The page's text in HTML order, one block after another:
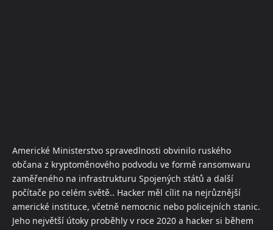
Americké Ministerstvo spravedlnosti obvinilo ruského
občana z kryptoměnového podvodu ve formě ransomwaru
zaměřeného na infrastrukturu Spojených států a další
počítače po celém světě.. Hacker měl cílit na nejrůznější
americké instituce, včetně nemocnic nebo policejních stanic.
Jeho největší útoky proběhly v roce 2020 a hacker si během